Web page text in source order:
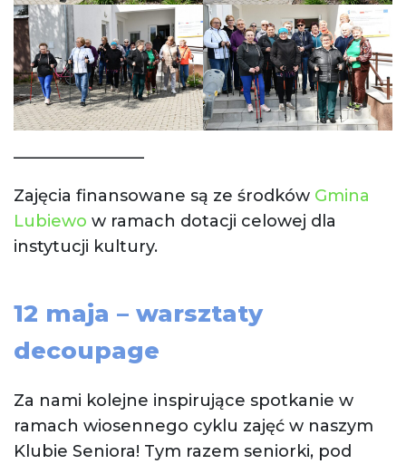
________________
Zajęcia finansowane są ze środków Gmina
Lubiewo w ramach dotacji celowej dla
instytucji kultury.
12 maja – warsztaty
decoupage
Za nami kolejne inspirujące spotkanie w
ramach wiosennego cyklu zajęć w naszym
Klubie Seniora! Tym razem seniorki, pod